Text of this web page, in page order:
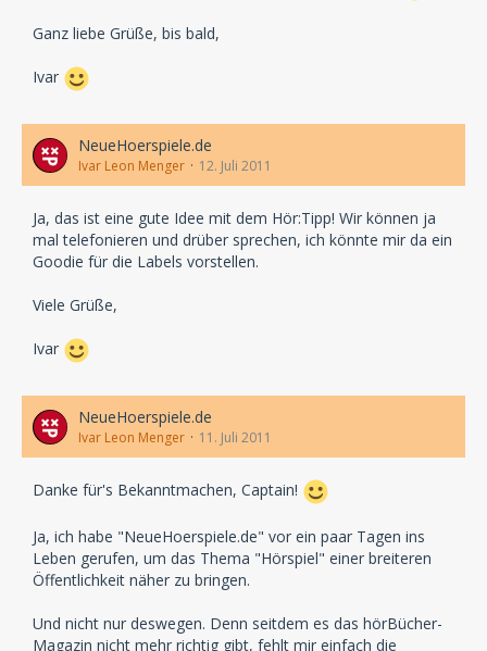
Ganz liebe Grüße, bis bald,
Ivar
NeueHoerspiele.de
Ivar Leon Menger 12. Juli 2011
Ja, das ist eine gute Idee mit dem Hör:Tipp! Wir können ja
mal telefonieren und drüber sprechen, ich könnte mir da ein
Goodie für die Labels vorstellen.
Viele Grüße,
Ivar
NeueHoerspiele.de
Ivar Leon Menger 11. Juli 2011
Danke für's Bekanntmachen, Captain!
Ja, ich habe "NeueHoerspiele.de" vor ein paar Tagen ins
Leben gerufen, um das Thema "Hörspiel" einer breiteren
Öffentlichkeit näher zu bringen.
Und nicht nur deswegen. Denn seitdem es das hörBücher-
Magazin nicht mehr richtig gibt, fehlt mir einfach die